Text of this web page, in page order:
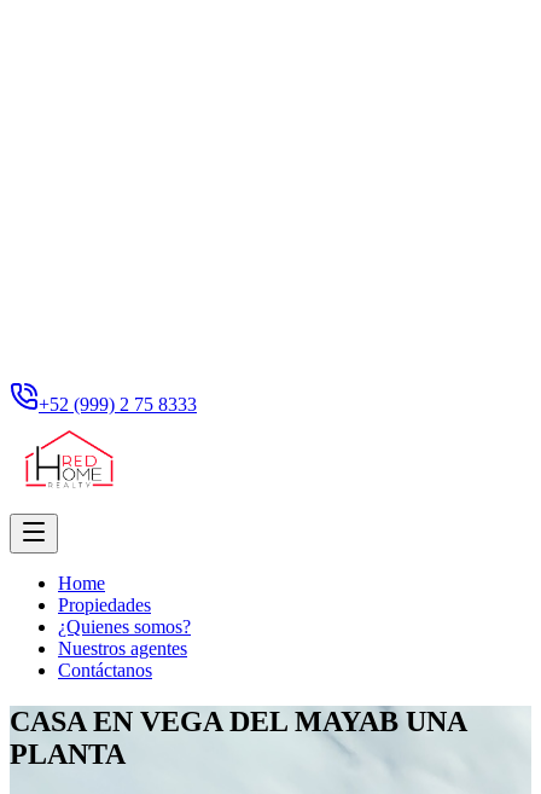
+52 (999) 2 75 8333
Home
Propiedades
¿Quienes somos?
Nuestros agentes
Contáctanos
CASA EN VEGA DEL MAYAB UNA
PLANTA